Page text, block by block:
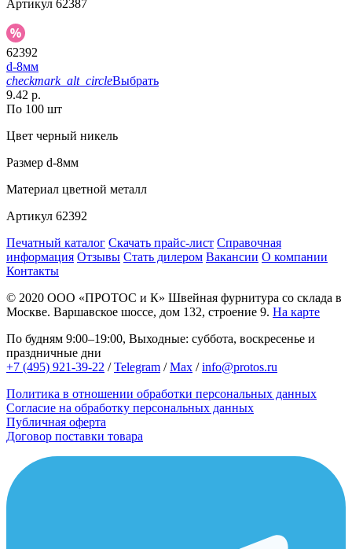
Артикул 62387
62392
d-8мм
checkmark_alt_circleВыбрать
9.42 р.
По 100 шт
Цвет черный никель
Размер d-8мм
Материал цветной металл
Артикул 62392
Печатный каталог Скачать прайс-лист Справочная
информация Отзывы Стать дилером Вакансии О компании
Контакты
© 2020 ООО «ПРОТОС и К» Швейная фурнитура со склада в
Москве. Варшавское шоссе, дом 132, строение 9. На карте
По будням 9:00–19:00, Выходные: суббота, воскресенье и
праздничные дни
+7 (495) 921-39-22 /Telegram /Max /info@protos.ru
Политика в отношении обработки персональных данных
Согласие на обработку персональных данных
Публичная оферта
Договор поставки товара